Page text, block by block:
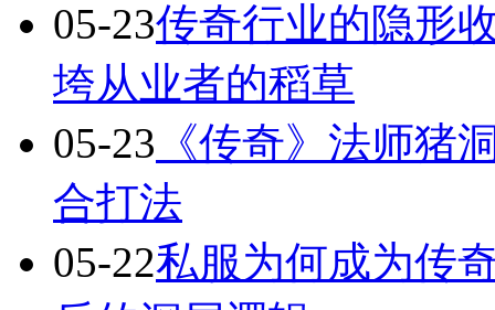
05-23传奇行业的隐形
垮从业者的稻草
05-23 《传奇》法师猪
合打法
05-22私服为何成为传